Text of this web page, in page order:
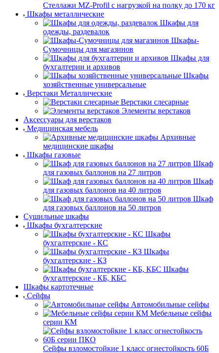
Стеллажи MZ-Profil с нагрузкой на полку до 170 кг
Шкафы металлические
Шкафы для
одежды, раздевалок
Шкафы-
Сумочницы для магазинов
Шкафы для
бухгалтерии и архивов
Шкафы
хозяйственные универсальные
Верстаки Металлические
Верстаки слесарные
Элементы верстаков
Аксессуары для верстаков
Медицинская мебель
Архивные
медицинские шкафы
Шкафы газовые
Шкаф
для газовых баллонов на 27 литров
Шкаф
для газовых баллонов на 40 литров
Шкаф
для газовых баллонов на 50 литров
Сушильные шкафы
Шкафы бухгалтерские
Шкафы
бухгалтерские - КС
Шкафы
бухгалтерские - КЗ
Шкафы
бухгалтерские - КБ, КБС
Шкафы картотечные
Сейфы
Автомобильные сейфы
Мебельные сейфы
серии КМ
Сейфы взломостойкие 1 класс огнестойкость 60Б